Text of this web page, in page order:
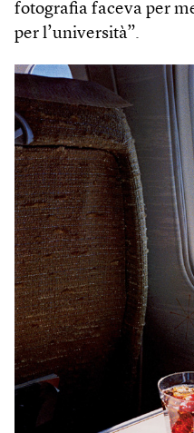
fotografia faceva per
per l’università”.